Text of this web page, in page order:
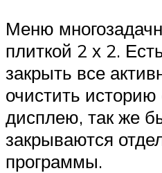
Меню
плиткой 2 х 2.
закрыть все
очистить
дисплею, так же
закрываются
программы.